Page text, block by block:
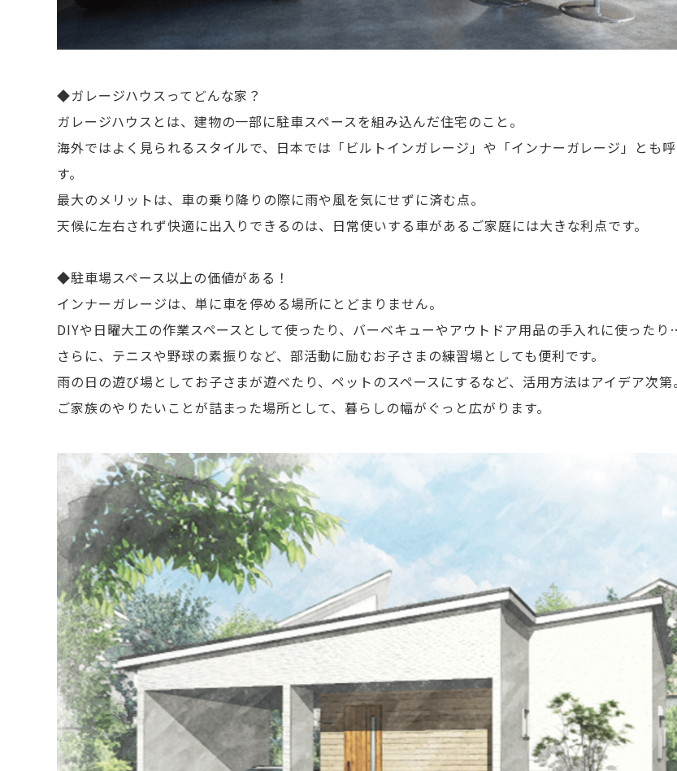
◆ガレージハウスってどんな家？
ガレージハウスとは、建物の一部に駐車スペースを組み込んだ住宅のこと。
海外ではよく見られるスタイルで、日本では「ビルトインガレージ」や「インナーガレージ」とも
す。
最大のメリットは、車の乗り降りの際に雨や風を気にせずに済む点。
天候に左右されず快適に出入りできるのは、日常使いする車があるご家庭には大きな利点です。
◆駐車場スペース以上の価値がある！
インナーガレージは、単に車を停める場所にとどまりません。
DIYや日曜大工の作業スペースとして使ったり、バーベキューやアウトドア用品の手入れに使ったり
さらに、テニスや野球の素振りなど、部活動に励むお子さまの練習場としても便利です。
雨の日の遊び場としてお子さまが遊べたり、ペットのスペースにするなど、活用方法はアイデア次第。
ご家族のやりたいことが詰まった場所として、暮らしの幅がぐっと広がります。